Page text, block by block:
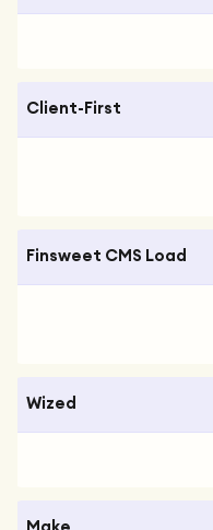
Client-First
Finsweet CMS Load
Wized